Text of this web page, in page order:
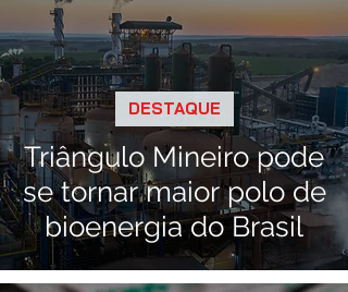
Triângulo Mineiro pode
se tornar maior polo de
bioenergia do Brasil
DESTAQUE